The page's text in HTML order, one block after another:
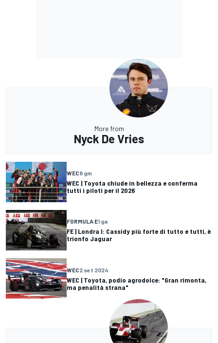
More from
Nyck De Vries
WEC8 gm
WEC | Toyota chiude in bellezza e conferma
tutti i piloti per il 2026
FORMULA E1 ga
FE | Londra I: Cassidy più forte di tutto e tutti, è
trionfo Jaguar
WEC2 set 2024
WEC | Toyota, podio agrodolce: "Gran rimonta,
ma penalità strana"